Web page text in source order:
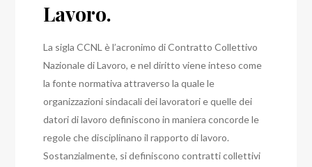
Lavoro.
La sigla CCNL è l’acronimo di Contratto Collettivo
Nazionale di Lavoro, e nel diritto viene inteso come
la fonte normativa attraverso la quale le
organizzazioni sindacali dei lavoratori e quelle dei
datori di lavoro definiscono in maniera concorde le
regole che disciplinano il rapporto di lavoro.
Sostanzialmente, si definiscono contratti collettivi